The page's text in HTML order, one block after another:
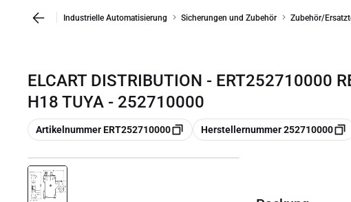
Industrielle Automatisierung Sicherungen und Zubehör Zubehör/
ELCART DISTRIBUTION - ERT252710000
H18 TUYA - 252710000
Kopieren
Artikelnummer ERT252710000 Kopieren
Herstellernummer 252710000